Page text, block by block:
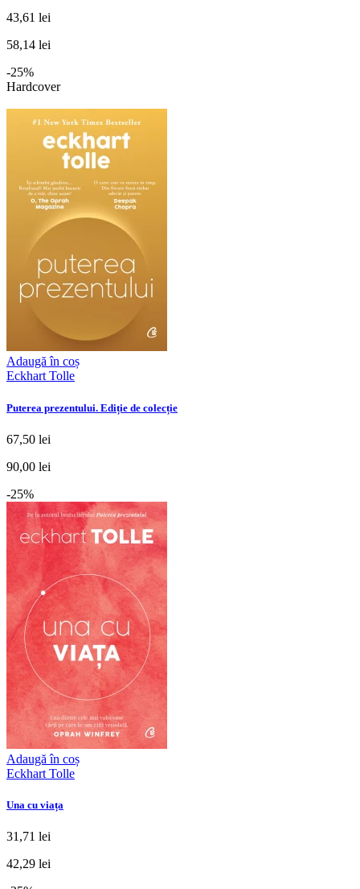
43,61 lei
58,14 lei
-25%
Hardcover
Adaugă în coș
Eckhart Tolle
Puterea prezentului. Ediție de colecție
67,50 lei
90,00 lei
-25%
Adaugă în coș
Eckhart Tolle
Una cu viața
31,71 lei
42,29 lei